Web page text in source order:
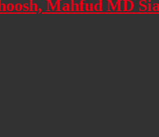
Mahfud MD